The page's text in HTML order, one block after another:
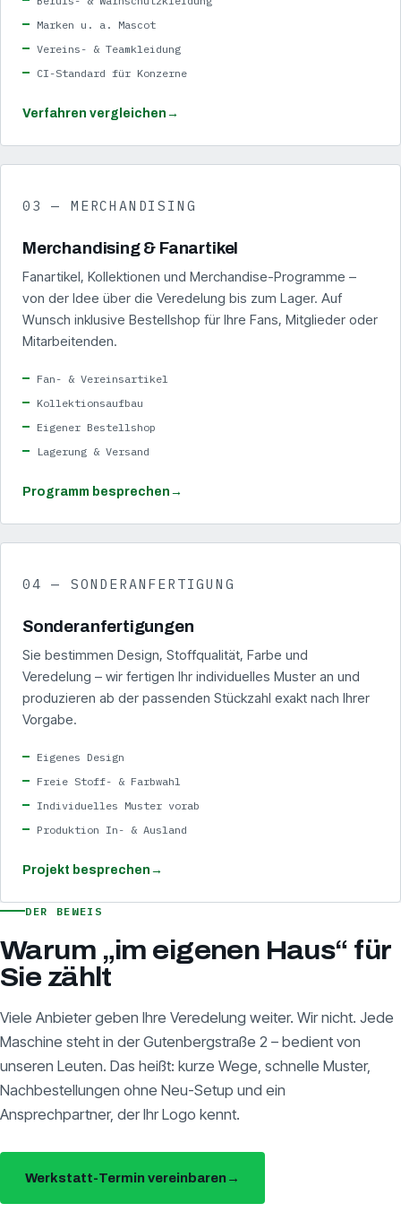
Marken u. a. Mascot
Vereins- & Teamkleidung
CI-Standard für Konzerne
Verfahren vergleichen →
03 — MERCHANDISING
Merchandising & Fanartikel
Fanartikel, Kollektionen und Merchandise-Programme –
von der Idee über die Veredelung bis zum Lager. Auf
Wunsch inklusive Bestellshop für Ihre Fans, Mitglieder oder
Mitarbeitenden.
Fan- & Vereinsartikel
Kollektionsaufbau
Eigener Bestellshop
Lagerung & Versand
Programm besprechen →
04 — SONDERANFERTIGUNG
Sonderanfertigungen
Sie bestimmen Design, Stoffqualität, Farbe und
Veredelung – wir fertigen Ihr individuelles Muster an und
produzieren ab der passenden Stückzahl exakt nach Ihrer
Vorgabe.
Eigenes Design
Freie Stoff- & Farbwahl
Individuelles Muster vorab
Produktion In- & Ausland
Projekt besprechen →
DER BEWEIS
Warum „im eigenen Haus“ für
Sie zählt
Viele Anbieter geben Ihre Veredelung weiter. Wir nicht. Jede
Maschine steht in der Gutenbergstraße 2 – bedient von
unseren Leuten. Das heißt: kurze Wege, schnelle Muster,
Nachbestellungen ohne Neu-Setup und ein
Ansprechpartner, der Ihr Logo kennt.
Werkstatt-Termin vereinbaren →